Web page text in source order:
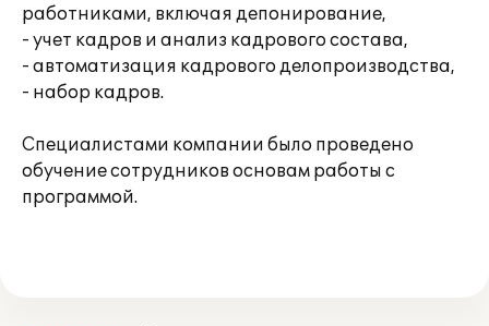
работниками, включая депонирование,
- учет кадров и анализ кадрового состава,
- автоматизация кадрового делопроизводства,
- набор кадров.
Специалистами компании было проведено
обучение сотрудников основам работы с
программой.